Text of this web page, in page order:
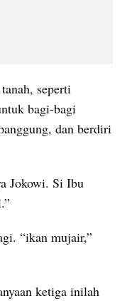
seperti
bagi-bagi
dan berdiri
Jokowi. Si Ibu
“ikan mujair,”
ketiga inilah